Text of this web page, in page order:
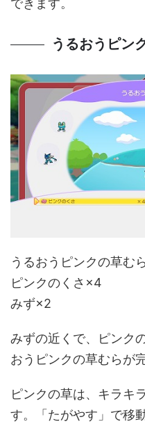
できます。
うるおうピン
うるおうピンクの草む
ピンクのくさ×4
みず×2
みずの近くで、ピンク
おうピンクの草むらが
ピンクの草は、キラキ
す。「たがやす」で移